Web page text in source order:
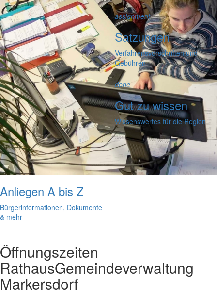
Anliegen A bis Z
Bürgerinformationen, Dokumente
& mehr
assignment
Satzungen
Verfahrensvorschriften und
Gebühren
done
Gut zu wissen
Wissenswertes für die Region
Öffnungszeiten
RathausGemeindeverwaltung
Markersdorf